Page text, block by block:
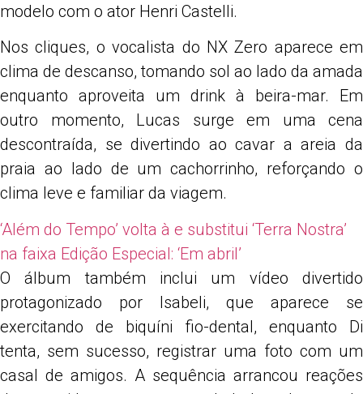
modelo com o ator Henri Castelli.
Nos cliques, o vocalista do NX Zero aparece em
clima de descanso, tomando sol ao lado da amada
enquanto aproveita um drink à beira-mar. Em
outro momento, Lucas surge em uma cena
descontraída, se divertindo ao cavar a areia da
praia ao lado de um cachorrinho, reforçando o
clima leve e familiar da viagem.
‘Além do Tempo’ volta à e substitui ‘Terra Nostra’
na faixa Edição Especial: ‘Em abril’
O álbum também inclui um vídeo divertido
protagonizado por Isabeli, que aparece se
exercitando de biquíni fio-dental, enquanto Di
tenta, sem sucesso, registrar uma foto com um
casal de amigos. A sequência arrancou reações